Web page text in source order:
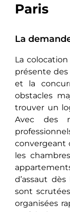
Paris
La
La
présеntе
et la
obstacles
trouver un
Avec des
convеrgеant
les
d’assaut
sont
organiséеs